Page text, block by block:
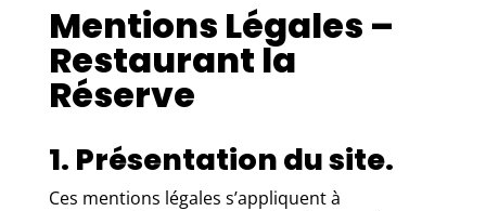
Mentions Légales –
Restaurant la
Réserve
1. Présentation du site.
Ces mentions légales s’appliquent à